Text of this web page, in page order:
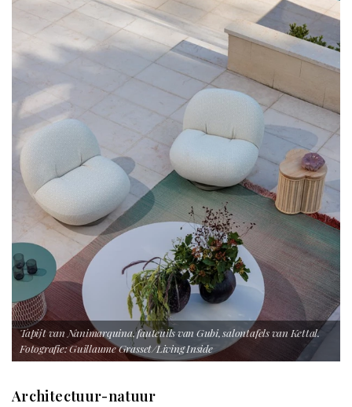
Tapijt van Nanimarquina, fauteuils van Gubi, salontafels van Kettal.
Fotografie: Guillaume Grasset/Living Inside
Architectuur-natuur